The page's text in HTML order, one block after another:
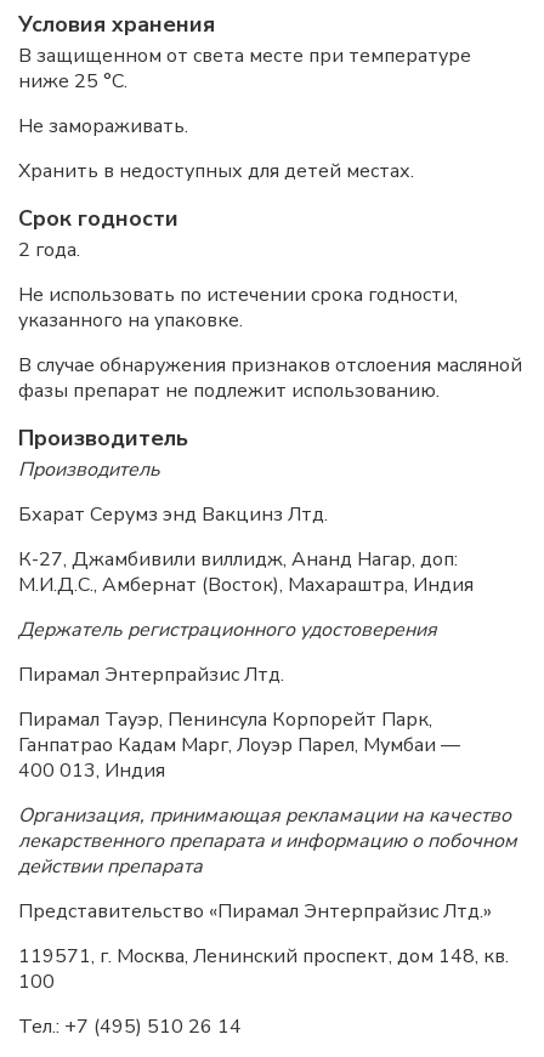
Условия хранения
В защищенном от света месте при температуре
ниже 25 °С.
Не замораживать.
Хранить в недоступных для детей местах.
Срок годности
2 года.
Не использовать по истечении срока годности,
указанного на упаковке.
В случае обнаружения признаков отслоения масляной
фазы препарат не подлежит использованию.
Производитель
Производитель
Бхарат Серумз энд Вакцинз Лтд.
К-27, Джамбивили виллидж, Ананд Нагар, доп:
М.И.Д.С., Амбернат (Восток), Махараштра, Индия
Держатель регистрационного удостоверения
Пирамал Энтерпрайзис Лтд.
Пирамал Тауэр, Пенинсула Корпорейт Парк,
Ганпатрао Кадам Марг, Лоуэр Парел, Мумбаи —
400 013, Индия
Организация, принимающая рекламации на качество
лекарственного препарата и информацию о побочном
действии препарата
Представительство «Пирамал Энтерпрайзис Лтд.»
119571, г. Москва, Ленинский проспект, дом 148, кв.
100
Тел.: +7 (495) 510 26 14